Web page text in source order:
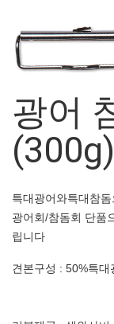
광어
(300g)
특대광어와특대참
광어회/참돔회 단품
립니다
견본구성 : 50%특